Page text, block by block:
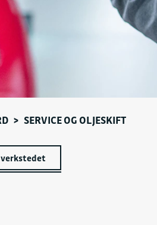
> SERVICE OG OLJESKIFT